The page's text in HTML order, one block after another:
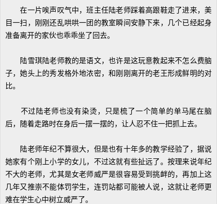
在一片唉声叹气中，班主任陆老师踩着高跟鞋走了进来，美
目一扫，刚刚还乱哄哄一团的教室瞬间安静下来，几个已经起身
准备离开的家伙也乖乖坐了回去。
陆雪琪陆老师教的是语文，也许是这玩意教起来不怎么费脑
子，她头上的秀发格外地浓密，和刚刚离开的老王形成鲜明的对
比。
不过陆老师也没有染烫，只是梳了一个简单的单马尾在脑
后，随着走路时在身后一摆一摆的，让人忍不住一把抓上去。
陆老师年纪不算很大，但是也有十年多的教学经验了，据说
她家有个刚上小学的女儿，不过这就有些扯远了。按理来说年纪
不大的老师，尤其是女老师威严是很容易受到挑衅的，再加上这
几年又推崇不能体罚学生，连罚站都可能被人说，这就让老师更
难在学生心中树立威严了。